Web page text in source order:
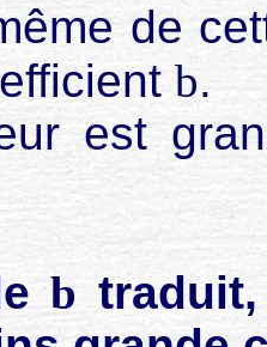
de
b.
est
b